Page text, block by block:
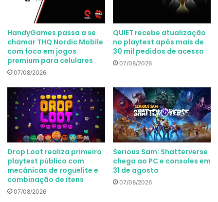
HandyGames passa a se
chamar THQ Nordic Mobile
com foco em jogos
premium para celulares
07/08/2026
QUIET recebe atualização
no playtest após mais de
30 mil pedidos de acesso
07/08/2026
Drop Loot realiza primeiro
playtest público com
mecânicas de roguelite e
combinação de itens
07/08/2026
Serious Sam: Shatterverse
chega ao PC e consoles em
31 de agosto
07/08/2026